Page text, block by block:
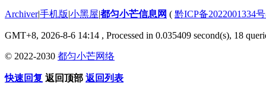
Archiver|手机版|小黑屋|都匀小芒信息网 ( 黔ICP备2022001334
GMT+8, 2026-8-6 14:14 , Processed in 0.035409 second(s), 18
© 2022-2030 都匀小芒网络
快速回复 返回顶部 返回列表